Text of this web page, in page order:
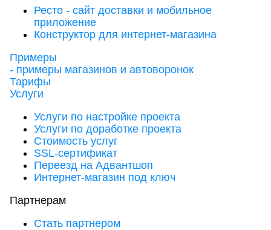
Ресто - сайт доставки и мобильное
приложение
Конструктор для интернет-магазина
Примеры
- примеры магазинов и автоворонок
Тарифы
Услуги
Услуги по настройке проекта
Услуги по доработке проекта
Стоимость услуг
SSL-сертификат
Переезд на Адвантшоп
Интернет-магазин под ключ
Партнерам
Стать партнером